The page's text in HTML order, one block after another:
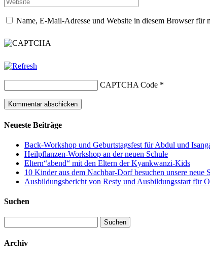
Name, E-Mail-Adresse und Website in diesem Browser für
CAPTCHA Code *
Neueste Beiträge
Back-Workshop und Geburtstagsfest für Abdul und
Heilpflanzen-Workshop an der neuen Schule
Eltern“abend“ mit den Eltern der Kyankwanzi-Kids
10 Kinder aus dem Nachbar-Dorf besuchen unsere
Ausbildungsbericht von Resty und Ausbildungsstart für
Suchen
nach:
Archiv